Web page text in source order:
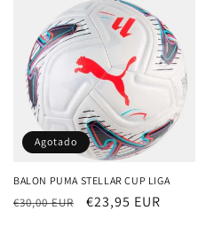
Agotado
BALON PUMA STELLAR CUP LIGA
Precio
€30,00 EUR
Precio
€23,95 EUR